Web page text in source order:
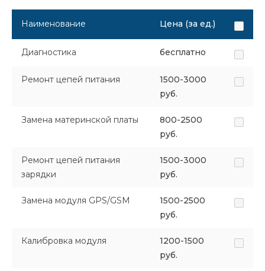
Наименование Цена (за ед.)
Диагностика бесплатно
Ремонт цепей питания
1500-3000
руб.
Замена материнской платы
800-2500
руб.
Ремонт цепей питания
зарядки
1500-3000
руб.
Замена модуля GPS/GSM
1500-2500
руб.
Калибровка модуля
1200-1500
руб.